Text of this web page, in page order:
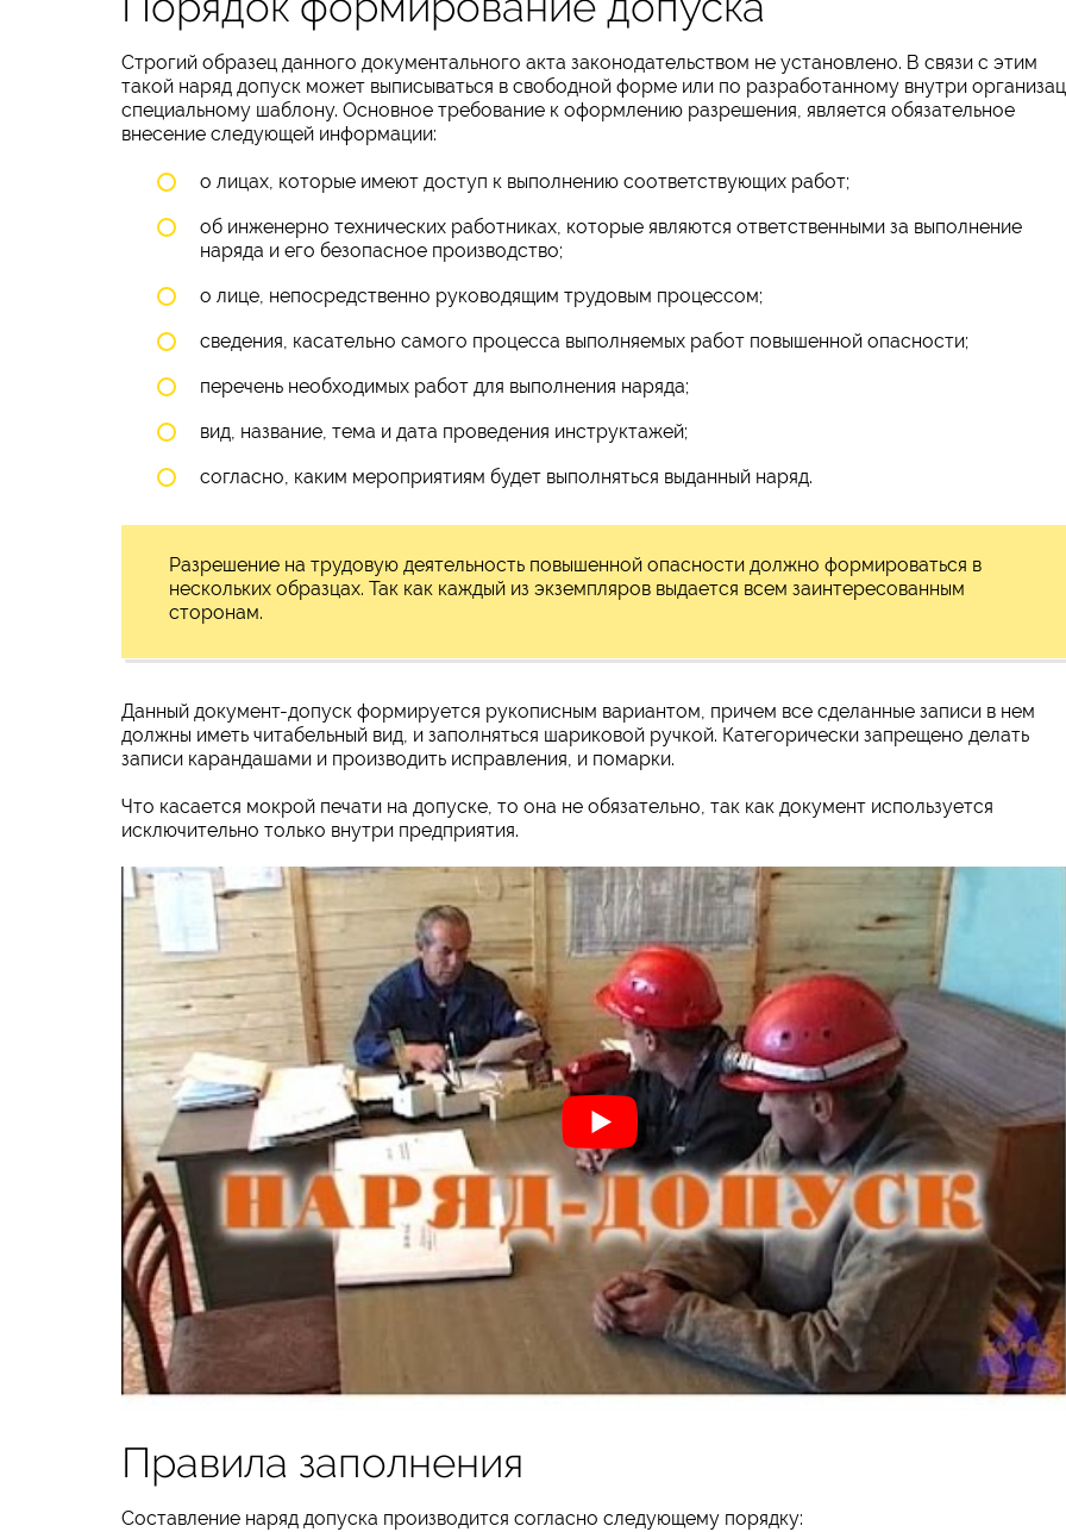
Строгий образец данного документального акта законодательством не установлено. В связи с этим
такой наряд допуск может выписываться в свободной форме или по разработанному внутри
специальному шаблону. Основное требование к оформлению разрешения, является обязательное
внесение следующей информации:
о лицах, которые имеют доступ к выполнению соответствующих работ;
об инженерно технических работниках, которые являются ответственными за выполнение
наряда и его безопасное производство;
о лице, непосредственно руководящим трудовым процессом;
сведения, касательно самого процесса выполняемых работ повышенной опасности;
перечень необходимых работ для выполнения наряда;
вид, название, тема и дата проведения инструктажей;
согласно, каким мероприятиям будет выполняться выданный наряд.
Разрешение на трудовую деятельность повышенной опасности должно формироваться в
нескольких образцах. Так как каждый из экземпляров выдается всем заинтересованным
сторонам.
Данный документ-допуск формируется рукописным вариантом, причем все сделанные записи в нем
должны иметь читабельный вид, и заполняться шариковой ручкой. Категорически запрещено делать
записи карандашами и производить исправления, и помарки.
Что касается мокрой печати на допуске, то она не обязательно, так как документ используется
исключительно только внутри предприятия.
Правила заполнения
Составление наряд допуска производится согласно следующему порядку: